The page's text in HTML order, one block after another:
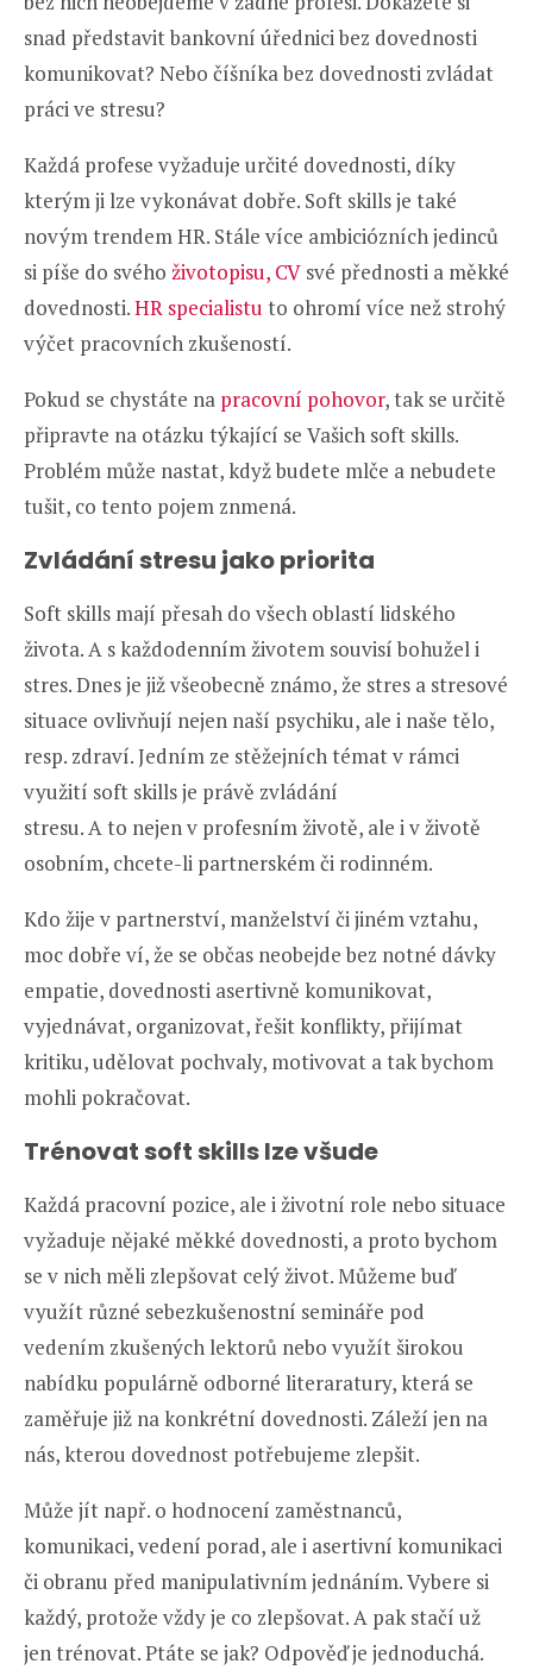
snad představit bankovní úřednici bez dovednosti
komunikovat? Nebo číšníka bez dovednosti zvládat
práci ve stresu?
Každá profese vyžaduje určité dovednosti, díky
kterým ji lze vykonávat dobře. Soft skills je také
novým trendem HR. Stále více ambiciózních jedinců
si píše do svého životopisu, CV své přednosti a měkké
dovednosti.HR specialistu to ohromí více než strohý
výčet pracovních zkušeností.
Pokud se chystáte na pracovní pohovor, tak se určitě
připravte na otázku týkající se Vašich soft skills.
Problém může nastat, když budete mlče a nebudete
tušit, co tento pojem znmená.
Zvládání stresu jako priorita
Soft skills mají přesah do všech oblastí lidského
života. A s každodenním životem souvisí bohužel i
stres. Dnes je již všeobecně známo, že stres a stresové
situace ovlivňují nejen naší psychiku, ale i naše tělo,
resp. zdraví. Jedním ze stěžejních témat v rámci
využití soft skills je právě zvládání
stresu. A to nejen v profesním životě, ale i v životě
osobním, chcete-li partnerském či rodinném.
Kdo žije v partnerství, manželství či jiném vztahu,
moc dobře ví, že se občas neobejde bez notné dávky
empatie, dovednosti asertivně komunikovat,
vyjednávat, organizovat, řešit konflikty, přijímat
kritiku, udělovat pochvaly, motivovat a tak bychom
mohli pokračovat.
Trénovat soft skills lze všude
Každá pracovní pozice, ale i životní role nebo situace
vyžaduje nějaké měkké dovednosti, a proto bychom
se v nich měli zlepšovat celý život. Můžeme buď
využít různé sebezkušenostní semináře pod
vedením zkušených lektorů nebo využít širokou
nabídku populárně odborné literaratury, která se
zaměřuje již na konkrétní dovednosti. Záleží jen na
nás, kterou dovednost potřebujeme zlepšit.
Může jít např. o hodnocení zaměstnanců,
komunikaci, vedení porad, ale i asertivní komunikaci
či obranu před manipulativním jednáním. Vybere si
každý, protože vždy je co zlepšovat. A pak stačí už
jen trénovat. Ptáte se jak? Odpověď je jednoduchá.